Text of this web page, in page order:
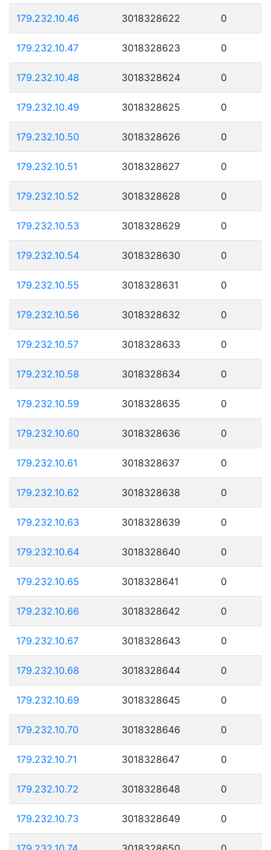
179.232.10.46 3018328622 0
179.232.10.47 3018328623 0
179.232.10.48 3018328624 0
179.232.10.49 3018328625 0
179.232.10.50 3018328626 0
179.232.10.51 3018328627 0
179.232.10.52 3018328628 0
179.232.10.53 3018328629 0
179.232.10.54 3018328630 0
179.232.10.55 3018328631 0
179.232.10.56 3018328632 0
179.232.10.57 3018328633 0
179.232.10.58 3018328634 0
179.232.10.59 3018328635 0
179.232.10.60 3018328636 0
179.232.10.61 3018328637 0
179.232.10.62 3018328638 0
179.232.10.63 3018328639 0
179.232.10.64 3018328640 0
179.232.10.65 3018328641 0
179.232.10.66 3018328642 0
179.232.10.67 3018328643 0
179.232.10.68 3018328644 0
179.232.10.69 3018328645 0
179.232.10.70 3018328646 0
179.232.10.71 3018328647 0
179.232.10.72 3018328648 0
179.232.10.73 3018328649 0